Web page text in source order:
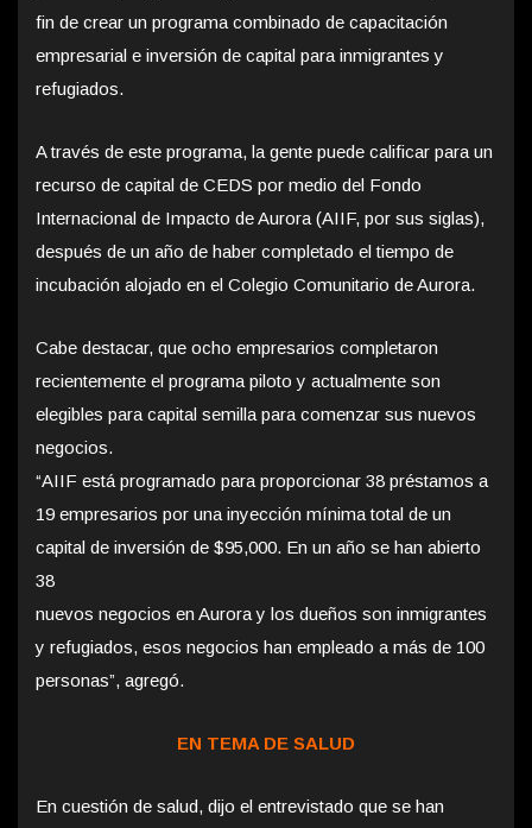
fin de crear un programa combinado de capacitación
empresarial e inversión de capital para inmigrantes y
refugiados.
A través de este programa, la gente puede calificar para un
recurso de capital de CEDS por medio del Fondo
Internacional de Impacto de Aurora (AIIF, por sus siglas),
después de un año de haber completado el tiempo de
incubación alojado en el Colegio Comunitario de Aurora.
Cabe destacar, que ocho empresarios completaron
recientemente el programa piloto y actualmente son
elegibles para capital semilla para comenzar sus nuevos
negocios.
“AIIF está programado para proporcionar 38 préstamos a
19 empresarios por una inyección mínima total de un
capital de inversión de $95,000. En un año se han abierto
38
nuevos negocios en Aurora y los dueños son inmigrantes
y refugiados, esos negocios han empleado a más de 100
personas”, agregó.
EN TEMA DE SALUD
En cuestión de salud, dijo el entrevistado que se han